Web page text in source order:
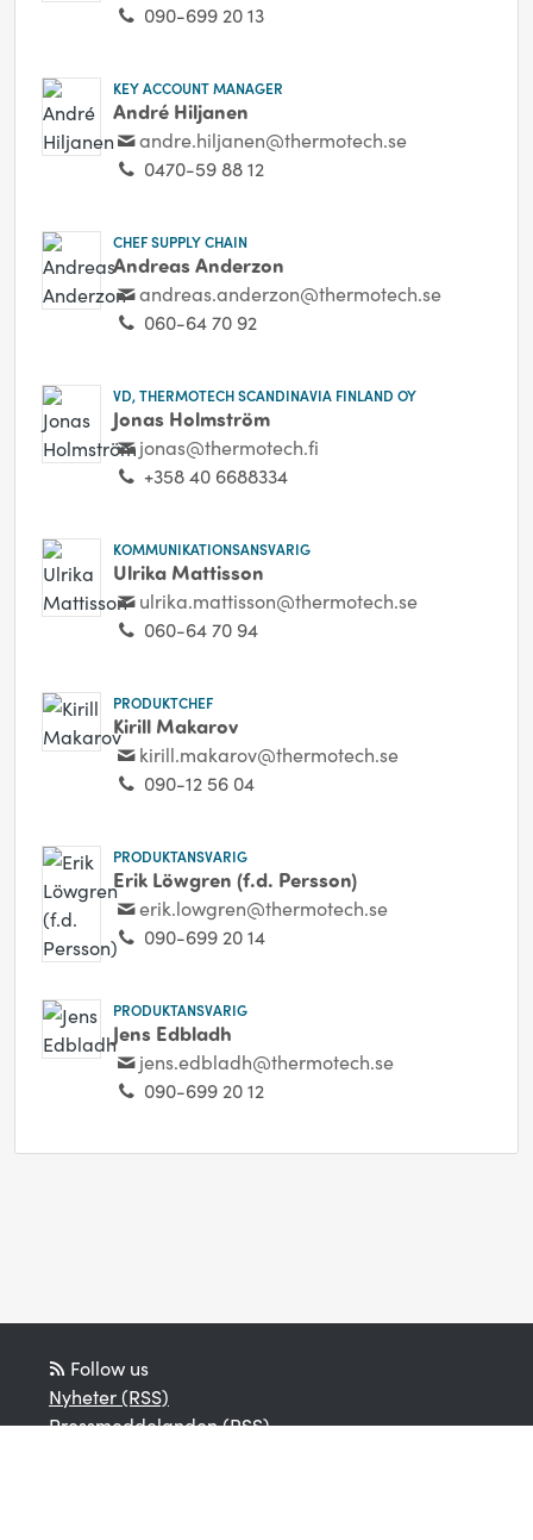
090-699 20 13
KEY ACCOUNT MANAGER
André Hiljanen
andre.hiljanen@thermotech.se
0470-59 88 12
CHEF SUPPLY CHAIN
Andreas Anderzon
andreas.anderzon@thermotech.se
060-64 70 92
VD, THERMOTECH SCANDINAVIA FINLAND OY
Jonas Holmström
jonas@thermotech.fi
+358 40 6688334
KOMMUNIKATIONSANSVARIG
Ulrika Mattisson
ulrika.mattisson@thermotech.se
060-64 70 94
PRODUKTCHEF
Kirill Makarov
kirill.makarov@thermotech.se
090-12 56 04
PRODUKTANSVARIG
Erik Löwgren (f.d. Persson)
erik.lowgren@thermotech.se
090-699 20 14
PRODUKTANSVARIG
Jens Edbladh
jens.edbladh@thermotech.se
090-699 20 12
Follow us
Nyheter (RSS)
Pressmeddelanden (RSS)